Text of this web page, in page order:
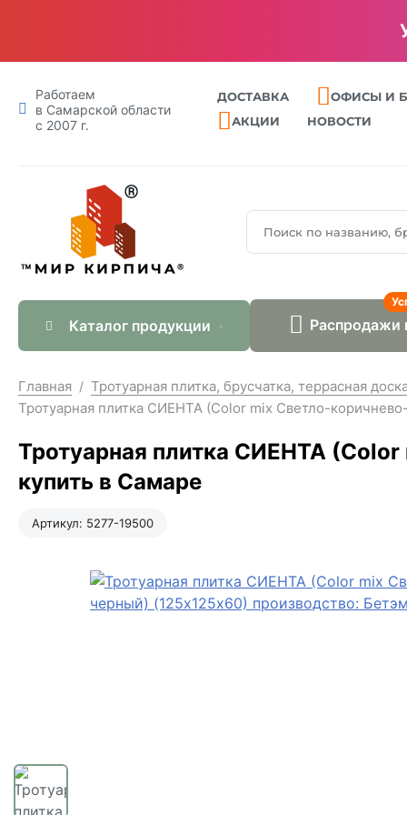
Работаем
в Самарской области
с 2007 г.
ДОСТАВКА ОФИСЫ И
АКЦИИ НОВОСТИ
Каталог продукции Распродажи
Главная / Тротуарная плитка, брусчатка, террасная
Тротуарная плитка СИЕНТА (Color mix Светло-
Тротуарная плитка СИЕНТА
купить в Самаре
Артикул: 5277-19500